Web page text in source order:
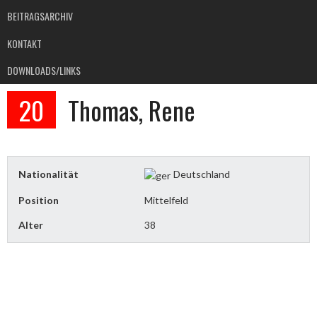
BEITRAGSARCHIV
KONTAKT
DOWNLOADS/LINKS
20 Thomas, Rene
Nationalität Deutschland
Position Mittelfeld
Alter 38